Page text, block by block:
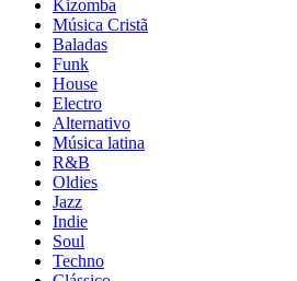
Kizomba
Música Cristã
Baladas
Funk
House
Electro
Alternativo
Música latina
R&B
Oldies
Jazz
Indie
Soul
Techno